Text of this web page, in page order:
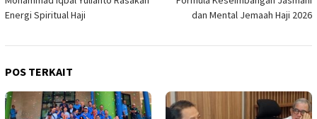
Energi Spiritual Haji
dan Mental Jemaah Haji 2026
POS TERKAIT